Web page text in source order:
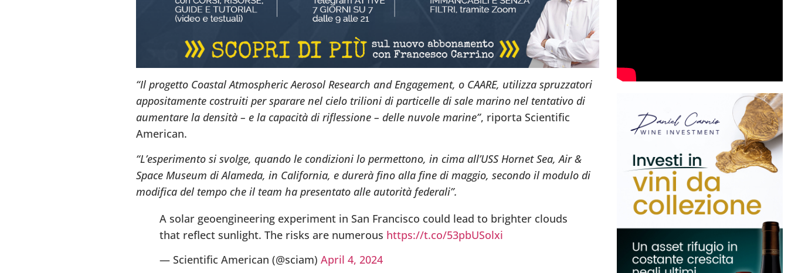
“Il progetto Coastal Atmospheric Aerosol Research and Engagement, o CAARE, utilizza spruzzatori
appositamente costruiti per sparare nel cielo trilioni di particelle di sale marino nel tentativo di
aumentare la densità – e la capacità di riflessione – delle nuvole marine”, riporta Scientific
American.
“L’esperimento si svolge, quando le condizioni lo permettono, in cima all’USS Hornet Sea, Air &
Space Museum di Alameda, in California, e durerà fino alla fine di maggio, secondo il modulo di
modifica del tempo che il team ha presentato alle autorità federali”.
A solar geoengineering experiment in San Francisco could lead to brighter clouds
that reflect sunlight. The risks are numerous https://t.co/53pbUSolxi
— Scientific American (@sciam) April 4, 2024